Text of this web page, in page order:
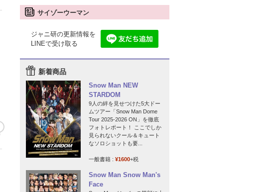
サイゾーウーマン
ジャニ研の更新情報を
LINEで受け取る
新着商品
Snow Man NEW
STARDOM
9人の絆を見せつけた5大ドー
ムツアー「Snow Man Dome
Tour 2025-2026 ON」を徹底
フォトレポート！ ここでしか
見られないクール＆キュート
なソロショットも要...
一般書籍 : ¥1600+税
Snow Man Snow Man's
Face